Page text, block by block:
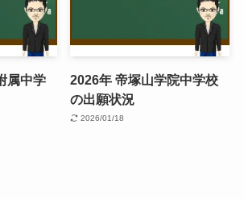
属中学
2026年 帝塚山学院中学校
の出願状況
2026/01/18